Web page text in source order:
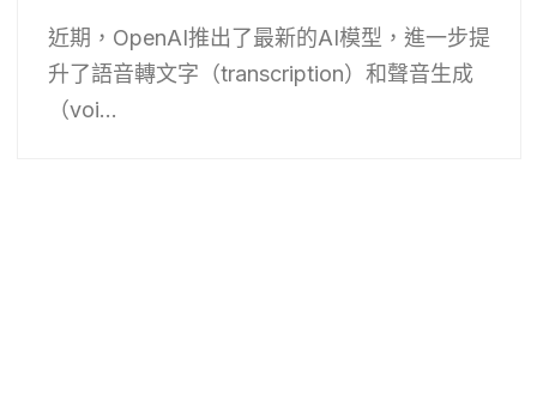
近期，OpenAI推出了最新的AI模型，進一步提
升了語音轉文字（transcription）和聲音生成
（voi...